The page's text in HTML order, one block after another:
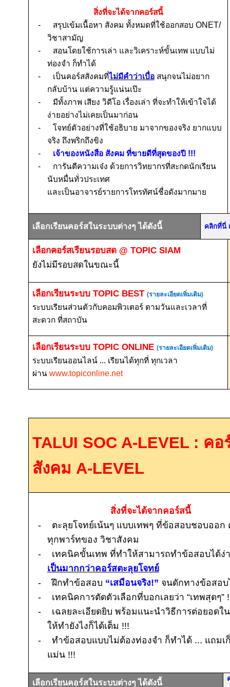
สิ่งที่จะได้จากคอร์สนี้
-
สรุปเข้มเนื้อหา สังคม ทั้งหมดที่ใช้ออกสอบ ONET/
วิชาสามัญ
-
สอนโดยใช้การเล่า และวิเคราะห์ขั้นเทพ แบบไม่
ท่องจำ ก็ทำได้
-
เป็นคอร์สสังคมที่ไม่มีคำว่าเบื่อ สนุกจนไม่อยาก
กลับบ้าน แต่ความรู้แน่นเป๊ะ
-
มีทั้งภาพ เสียง วิดีโอ เรื่องเล่า ที่จะทำให้เข้าใจได้
ง่ายอย่างไม่เคยเป็นมาก่อน
-
โจทย์ตัวอย่างที่ใช้อธิบาย มาจากของจริง ยากแบบ
จริง ถึงพริกถึงขิง
-
เจ้าของหนังสือ สังคม ที่ขายดีที่สุดของปี !!!
-
การันตีความเจ๋ง ด้วยการวิทยากรที่สะกดนักเรียน
นับหมื่นทั่วประเทศ
และเป็นอาจารย์รายการโทรทัศน์ชื่อดังมากมาย
เลือกเรียนคอร์สในระบบต่างๆ ได้ดังนี้ คลิกที่นี่
เลือกคอร์สเรียนรอบสด @ TOPIC SIAM
ยังไม่มีรอบสดในขณะนี้
เลือกเรียนระบบTOPIC BEST (รายละเอียดเพิ่มเติม)
ระบบเรียนส่วนตัวกับคอมพิวเตอร์ ตามวันและเวลาที่
สะดวก ที่สถาบัน
เลือกเรียนระบบTOPIC ONLINE (รายละเอียดเพิ่มเติม)
ระบบเรียนออนไลน์ ... เรียนได้ทุกที่ ทุกเวลา
ผ่านwww.topiconline.net
TALUI SOC A-LEVEL : คอ
สังคม A-LEVEL
สิ่งที่จะได้จากคอร์สนี้
-
ตะลุยโจทย์เน้นๆ แบบเทพๆ ที่ข้อสอบชอบออก
ทุกพาร์ทของ วิชาสังคม
-
เทคนิคขั้นเทพ ที่ทำให้สามารถทำข้อสอบได้ง่
เป็นมากกว่าคอร์สตะลุยโจทย์
-
ฝึกทำข้อสอบ “เสมือนจริง!” จนดักทางข้อสอ
-
เทคนิคการตัดตัวเลือกที่บอกเลยว่า “เทพสุดๆ”
-
เฉลยละเอียดยิบ พร้อมแนะนำวิธีการต่อยอดใ
ให้ทำยังไงก็ได้เต็ม !!!
-
ทำข้อสอบแบบไม่ต้องท่องจำ ก็ทำได้ ... แถมเ
แม่น !!!
เลือกเรียนคอร์สในระบบต่างๆ ได้ดังนี้